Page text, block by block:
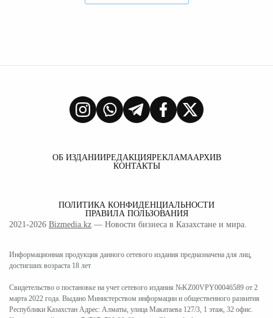
ОБ ИЗДАНИИРЕДАКЦИЯРЕКЛАМААРХИВ
КОНТАКТЫ
ПОЛИТИКА КОНФИДЕНЦИАЛЬНОСТИ
ПРАВИЛА ПОЛЬЗОВАНИЯ
2021-2026 Bizmedia.kz — Новости бизнеса в Казахстане и мира.
Информационная продукция данного сетевого издания предназначена для лиц,
достигших возраста 18 лет
Свидетельство о постановке на учет сетевого издания №KZ00VPY00046589 от 2
марта 2022 года. Выдано Министерством информации и общественного развития
Республики Казахстан Адрес: Алматы, улица Макатаева 127/3, 1 этаж, 32 офис.